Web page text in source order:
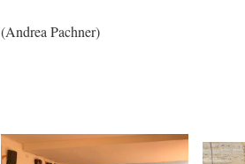
(Andrea Pachner)